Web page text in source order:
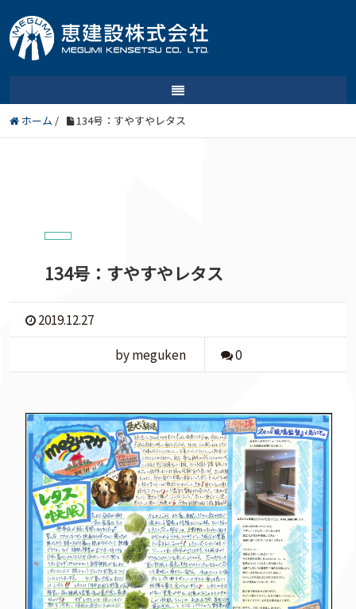
ホーム / 134号：すやすやレタス
134号：すやすやレタス
2019.12.27
by meguken
0